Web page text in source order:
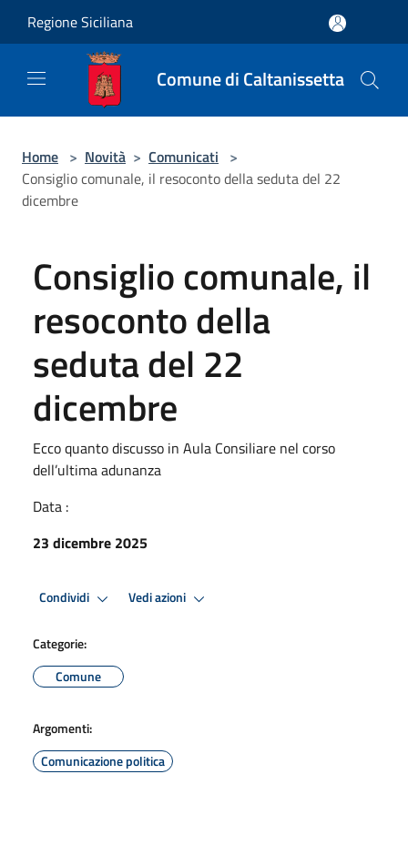
Regione Siciliana
Comune di Caltanissetta
Home > Novità > Comunicati >
Consiglio comunale, il resoconto della seduta del 22
dicembre
Consiglio comunale, il
resoconto della
seduta del 22
dicembre
Ecco quanto discusso in Aula Consiliare nel corso
dell’ultima adunanza
Data :
23 dicembre 2025
Condividi Vedi azioni
Categorie:
Comune
Argomenti:
Comunicazione politica